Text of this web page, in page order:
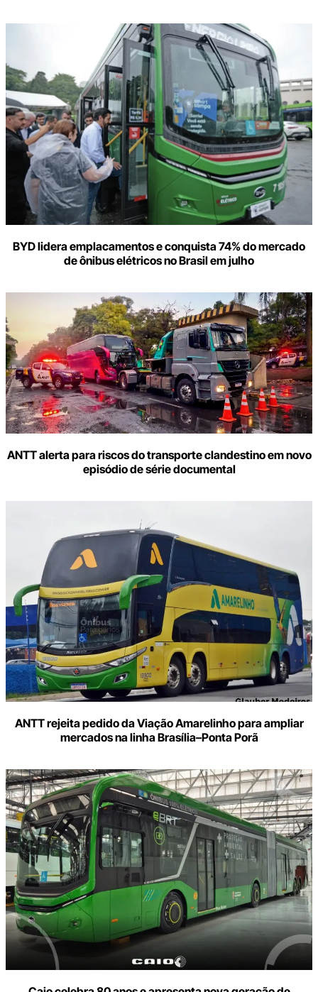
BYD lidera emplacamentos e conquista 74% do mercado
de ônibus elétricos no Brasil em julho
ANTT alerta para riscos do transporte clandestino em novo
episódio de série documental
ANTT rejeita pedido da Viação Amarelinho para ampliar
mercados na linha Brasília–Ponta Porã